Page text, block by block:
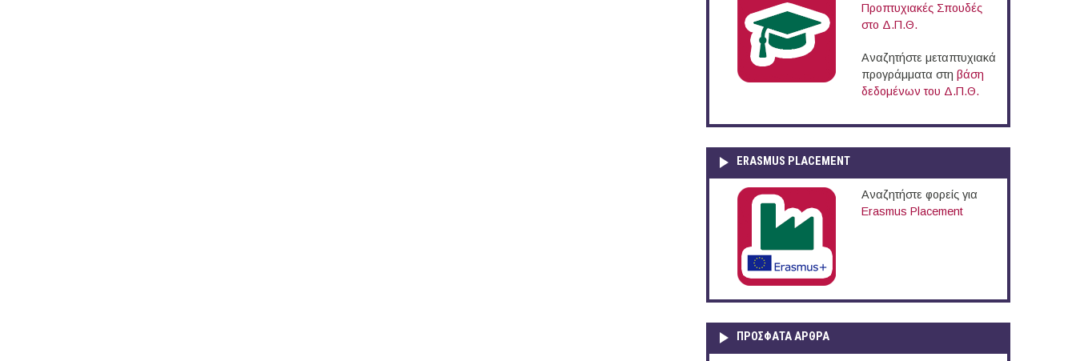
Προπτυχιακές Σπουδές
στο Δ.Π.Θ.
Αναζητήστε μεταπτυχιακά
προγράμματα στη βάση
δεδομένων του Δ.Π.Θ.
ERASMUS PLACEMENT
Αναζητήστε φορείς για
Erasmus Placement
ΠΡOΣΦΑΤΑ AΡΘΡΑ